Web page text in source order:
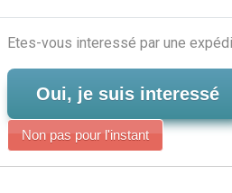
Etes-vous interessé par une
Oui, je suis interessé
Non pas pour l'instant